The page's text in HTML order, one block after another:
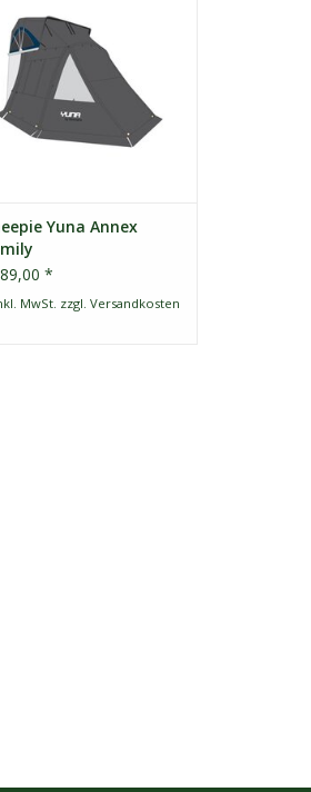
Schatten und Schutz.
passend für Yuna
1.0 und 2.0
WARENKORB HINZUFÜGEN
Yuna Annex
*
MwSt. zzgl. Versandkosten